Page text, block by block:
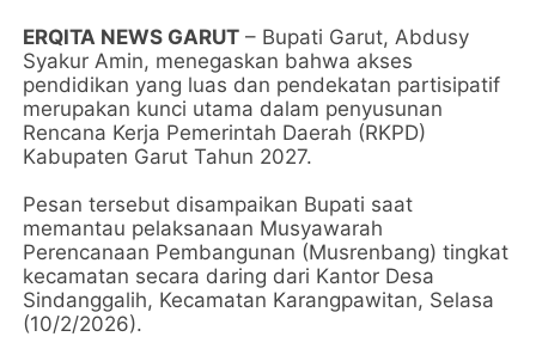
​ERQITA NEWS GARUT – Bupati Garut, Abdusy
Syakur Amin, menegaskan bahwa akses
pendidikan yang luas dan pendekatan partisipatif
merupakan kunci utama dalam penyusunan
Rencana Kerja Pemerintah Daerah (RKPD)
Kabupaten Garut Tahun 2027.
​Pesan tersebut disampaikan Bupati saat
memantau pelaksanaan Musyawarah
Perencanaan Pembangunan (Musrenbang) tingkat
kecamatan secara daring dari Kantor Desa
Sindanggalih, Kecamatan Karangpawitan, Selasa
(10/2/2026).